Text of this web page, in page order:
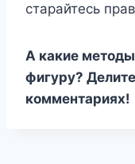
старайтесь
А какие
фигуру?
комментариях!